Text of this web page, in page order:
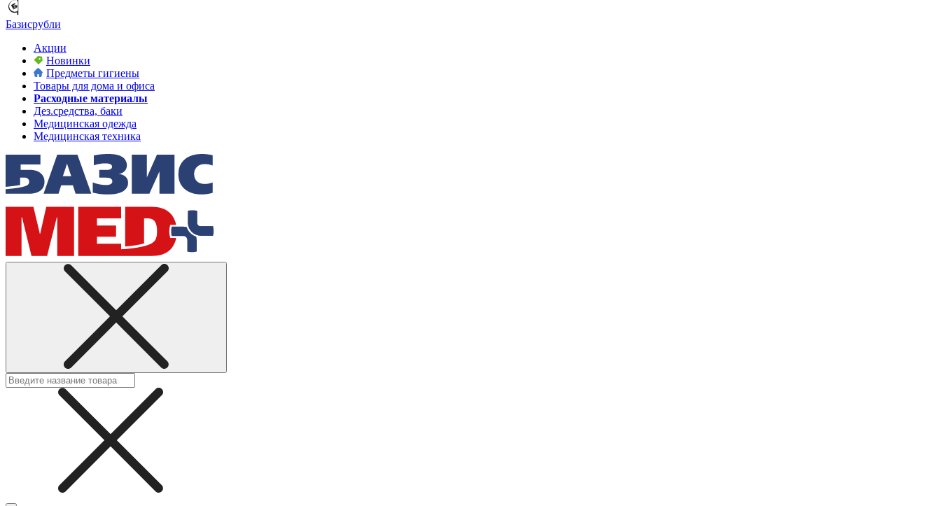
Базисрубли
Акции
Новинки
Предметы гигиены
Товары для дома и офиса
Расходные материалы
Дез.средства, баки
Медицинская одежда
Медицинская техника